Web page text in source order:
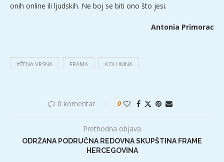
onih online ili ljudskih. Ne boj se biti ono što jesi.
Antonia Primorac
#ŽENA VRSNA FRAMA KOLUMNA
0 komentar 0
Prethodna objava
ODRŽANA PODRUČNA REDOVNA SKUPŠTINA FRAME
HERCEGOVINA